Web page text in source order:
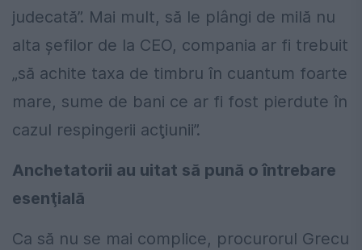
judecată”. Mai mult, să le plângi de milă nu
alta şefilor de la CEO, compania ar fi trebuit
„să achite taxa de timbru în cuantum foarte
mare, sume de bani ce ar fi fost pierdute în
cazul respingerii acţiunii”.
Anchetatorii au uitat să pună o întrebare
esenţială
Ca să nu se mai complice, procurorul Grecu